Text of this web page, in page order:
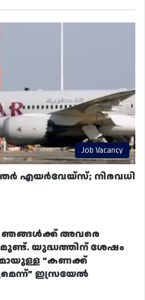
Job Vacancy
എയർവേയ്‌സ്; നിരവധി
ഞങ്ങൾക്ക് അവരെ
യുദ്ധത്തിന് ശേഷം
“കണക്ക്
ഇസ്രയേൽ